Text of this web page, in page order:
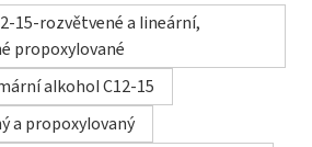
15-rozvětvené a lineární,
propoxylované
alkohol C12-15
a propoxylovaný